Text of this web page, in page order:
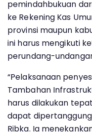
pemindahbukuan
ke Rekening Kas
provinsi maupun
ini harus mengikuti
perundang-
“Pelaksanaan
Tambahan
harus dilakukan
dapat
Ribka. Ia